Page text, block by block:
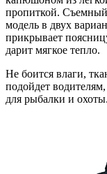
пропиткой. Съемный
модель в двух
прикрывает
дарит мягкое тепло.
Не боится влаги,
подойдет
для рыбалки и охоты.